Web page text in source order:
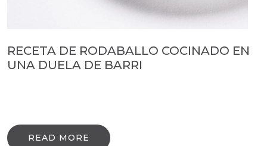
RECETA DE RODABALLO COCINADO EN
UNA DUELA DE BARRI
READ MORE